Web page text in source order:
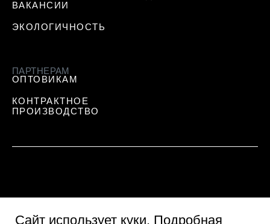
ВАКАНСИИ
ЭКОЛОГИЧНОСТЬ
ПАРТНЕРАМ
ОПТОВИКАМ
КОНТРАКТНОЕ
ПРОИЗВОДСТВО
Сайт использует куки. Подробная